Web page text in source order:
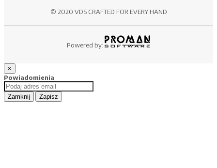
© 2020 VDS CRAFTED FOR EVERY HAND
Powered by:
×
Powiadomienia
Zamknij Zapisz